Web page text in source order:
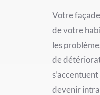
Votre
de votre
les
de
devenir